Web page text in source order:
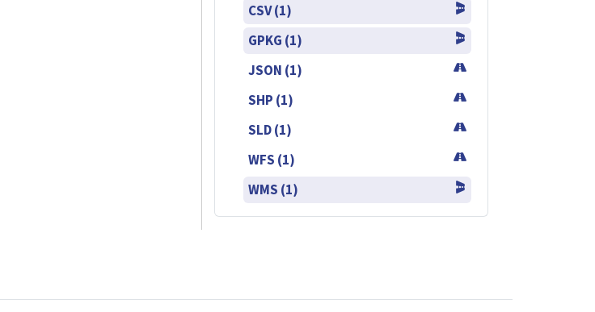
CSV (1)
GPKG (1)
JSON (1)
SHP (1)
SLD (1)
WFS (1)
WMS (1)